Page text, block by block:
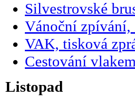
Silvestrovské
Vánoční zpívání,
VAK, tisková
Cestování
Listopad